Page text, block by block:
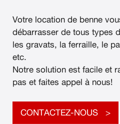
Votre location de benne
débarrasser de tous types
les gravats, la ferraille, le
etc.
Notre solution est facile et
pas et faites appel à nous!
CONTACTEZ-NOUS